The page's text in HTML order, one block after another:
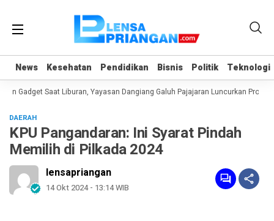
News Kesehatan Pendidikan Bisnis Politik Teknologi
News Kesehatan Pendidikan Bisnis Politik Teknologi
Gadget Saat Liburan, Yayasan Dangiang Galuh Pajajaran Luncurkan Program
DAERAH
KPU Pangandaran: Ini Syarat Pindah
Memilih di Pilkada 2024
lensapriangan
14 Okt 2024 - 13:14 WIB